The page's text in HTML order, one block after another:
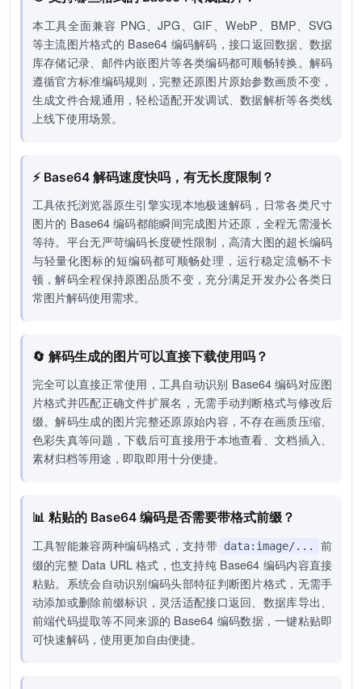
本工具全面兼容 PNG、JPG、GIF、WebP、BMP、SVG
等主流图片格式的 Base64 编码解码，接口返回数据、数据
库存储记录、邮件内嵌图片等各类编码都可顺畅转换。解码
遵循官方标准编码规则，完整还原图片原始参数画质不变，
生成文件合规通用，轻松适配开发调试、数据解析等各类线
上线下使用场景。
⚡ Base64 解码速度快吗，有无长度限制？
工具依托浏览器原生引擎实现本地极速解码，日常各类尺寸
图片的 Base64 编码都能瞬间完成图片还原，全程无需漫长
等待。平台无严苛编码长度硬性限制，高清大图的超长编码
与轻量化图标的短编码都可顺畅处理，运行稳定流畅不卡
顿，解码全程保持原图品质不变，充分满足开发办公各类日
常图片解码使用需求。
🔄 解码生成的图片可以直接下载使用吗？
完全可以直接正常使用，工具自动识别 Base64 编码对应图
片格式并匹配正确文件扩展名，无需手动判断格式与修改后
缀。解码生成的图片完整还原原始内容，不存在画质压缩、
色彩失真等问题，下载后可直接用于本地查看、文档插入、
素材归档等用途，即取即用十分便捷。
📊 粘贴的 Base64 编码是否需要带格式前缀？
工具智能兼容两种编码格式，支持带 data:image/...
前
缀的完整 Data URL 格式，也支持纯 Base64 编码内容直接
粘贴。系统会自动识别编码头部特征判断图片格式，无需手
动添加或删除前缀标识，灵活适配接口返回、数据库导出、
前端代码提取等不同来源的 Base64 编码数据，一键粘贴即
可快速解码，使用更加自由便捷。